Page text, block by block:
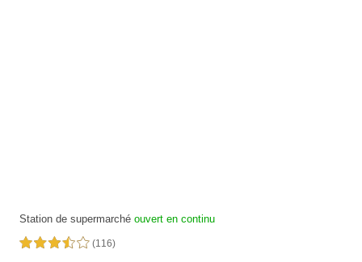
Station de supermarché ouvert en continu
3,5 étoiles sur 5 (116)